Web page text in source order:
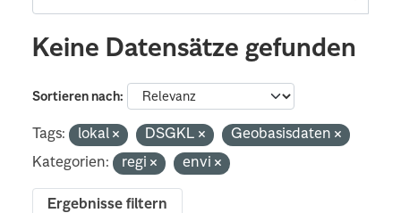
Keine Datensätze gefunden
Sortieren nach
Tags: lokal DSGKL
Geobasisdaten
Kategorien:
regi envi
Ergebnisse filtern